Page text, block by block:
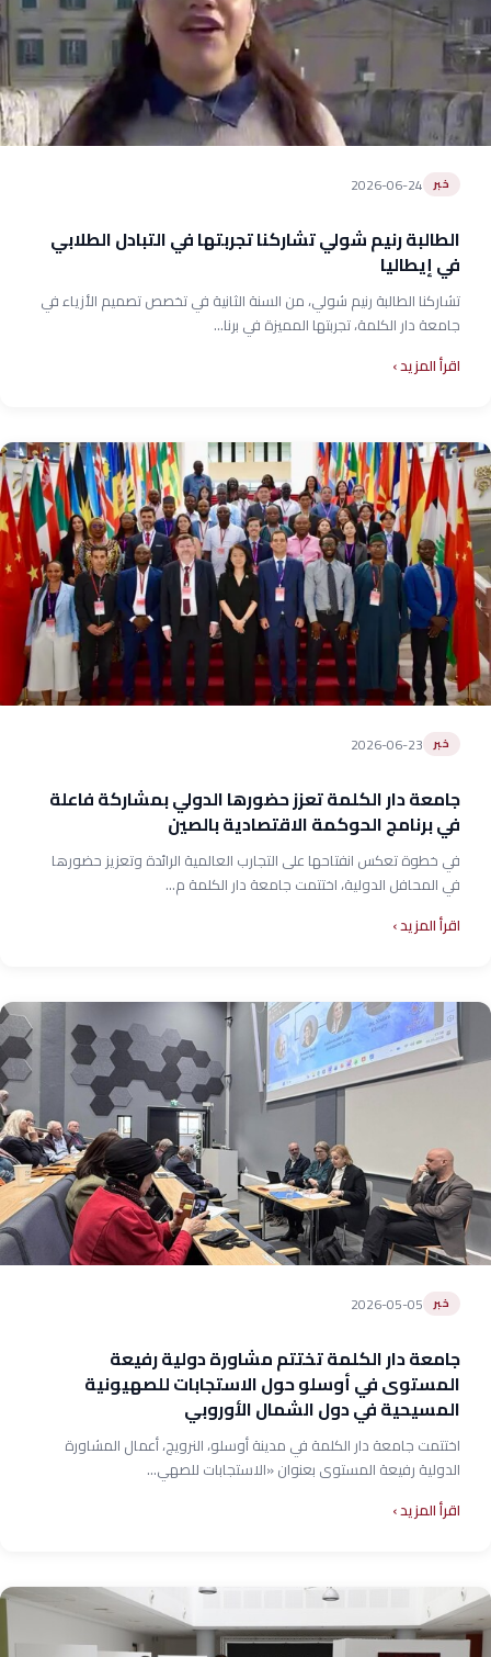
خبر 2026-06-24
الطالبة رنيم شولي تشاركنا تجربتها في التبادل الطلابي
في إيطاليا
تشاركنا الطالبة رنيم شولي، من السنة الثانية في تخصص تصميم الأزياء في
جامعة دار الكلمة، تجربتها المميزة في برنا...
اقرأ المزيد
خبر 2026-06-23
جامعة دار الكلمة تعزز حضورها الدولي بمشاركة فاعلة
في برنامج الحوكمة الاقتصادية بالصين
في خطوة تعكس انفتاحها على التجارب العالمية الرائدة وتعزيز حضورها
في المحافل الدولية، اختتمت جامعة دار الكلمة م...
اقرأ المزيد
خبر 2026-05-05
جامعة دار الكلمة تختتم مشاورة دولية رفيعة
المستوى في أوسلو حول الاستجابات للصهيونية
المسيحية في دول الشمال الأوروبي
اختتمت جامعة دار الكلمة في مدينة أوسلو، النرويج، أعمال المشاورة
الدولية رفيعة المستوى بعنوان «الاستجابات للصهي...
اقرأ المزيد